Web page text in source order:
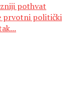
pothvat
prvotni politički